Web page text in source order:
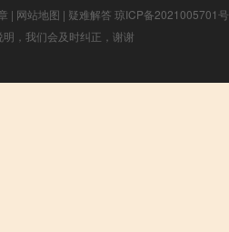
| 网站地图 | 疑难解答 琼ICP备2021005701号
，我们会及时纠正，谢谢